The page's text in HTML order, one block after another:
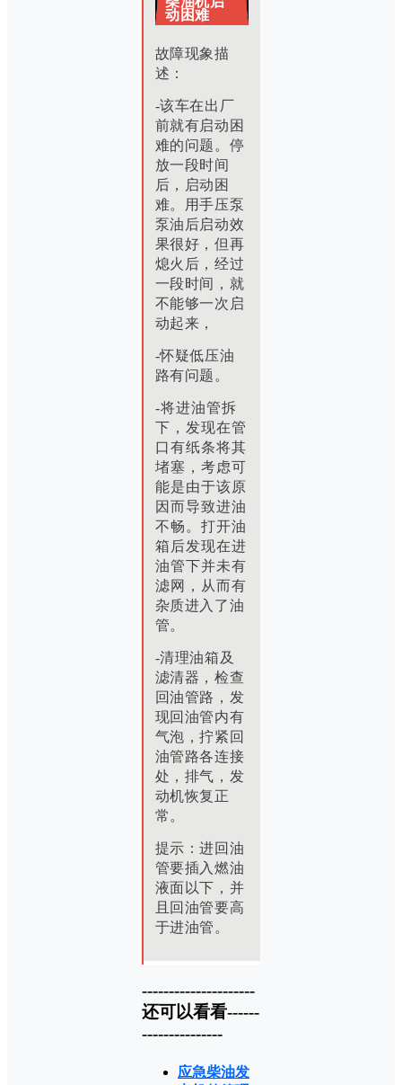
动困难
故障现象描
述：
-该车在出厂
前就有启动困
难的问题。 停
放一段时间
后，启动困
难。
用手压泵
泵油后启动效
果很好，但再
熄火后，经过
一段时间，就
不能够一次启
动起来，
-怀疑低压油
路有问题。
-将进油管拆
下，发现在管
口有纸条将其
堵塞，考虑可
能是由于该原
因而导致进油
不畅。打开油
箱后发现在进
油管下并未有
滤网，从而有
杂质进入了油
管。
-清理油箱及
滤清器，检查
回油管路，发
现回油管内有
气泡，拧紧回
油管路各连接
处，排气，发
动机恢复正
常。
提示：进回油
管要插入燃油
液面以下，并
且回油管要高
于进油管。
---------------------
还可以看看------
---------------
应急柴油发